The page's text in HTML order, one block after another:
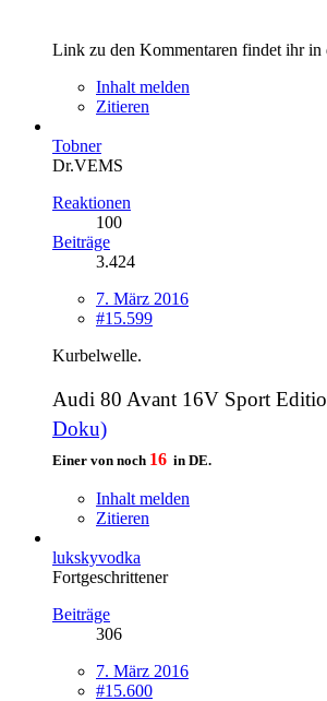
Link zu den Kommentaren findet ihr in
Inhalt melden
Zitieren
Tobner
Dr.VEMS
Reaktionen
100
Beiträge
3.424
7. März 2016
#15.599
Kurbelwelle.
Audi 80 Avant 16V Sport
Doku)
Einer von noch 16 in DE.
Inhalt melden
Zitieren
lukskyvodka
Fortgeschrittener
Beiträge
306
7. März 2016
#15.600